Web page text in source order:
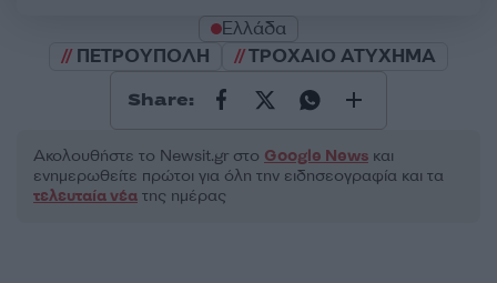
Ελλάδα
ΠΕΤΡΟΥΠΟΛΗ
ΤΡΟΧΑΙΟ ΑΤΥΧΗΜΑ
Share:
Ακολουθήστε το Νewsit.gr στο Google News και
ενημερωθείτε πρώτοι για όλη την ειδησεογραφία και τα
τελευταία νέα της ημέρας